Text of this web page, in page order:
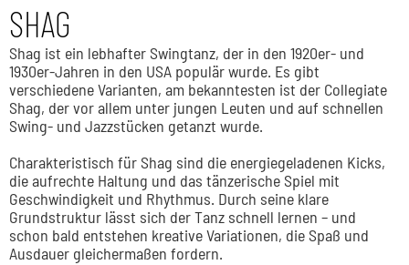
SHAG
Shag ist ein lebhafter Swingtanz, der in den 1920er- und
1930er-Jahren in den USA populär wurde. Es gibt
verschiedene Varianten, am bekanntesten ist der Collegiate
Shag, der vor allem unter jungen Leuten und auf schnellen
Swing- und Jazzstücken getanzt wurde.
Charakteristisch für Shag sind die energiegeladenen Kicks,
die aufrechte Haltung und das tänzerische Spiel mit
Geschwindigkeit und Rhythmus. Durch seine klare
Grundstruktur lässt sich der Tanz schnell lernen – und
schon bald entstehen kreative Variationen, die Spaß und
Ausdauer gleichermaßen fordern.